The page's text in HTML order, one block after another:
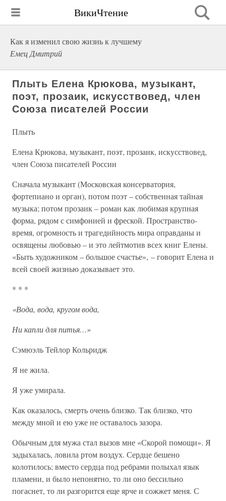
ВикиЧтение
Как я изменил свою жизнь к лучшему
Емец Дмитрий
Плыть Елена Крюкова, музыкант,
поэт, прозаик, искусствовед, член
Союза писателей России
Плыть
Елена Крюкова, музыкант, поэт, прозаик, искусствовед,
член Союза писателей России
Сначала музыкант (Московская консерватория,
фортепиано и орган), потом поэт – собственная тайная
музыка; потом прозаик – роман как любимая крупная
форма, рядом с симфонией и фреской. Пространство-
время, огромность и трагедийность мира оправданы и
освящены любовью – и это лейтмотив всех книг Елены.
«Быть художником – большое счастье», – говорит Елена и
всей своей жизнью доказывает это.
* * *
«Вода, вода, кругом вода,
Ни капли для питья…»
Сэмюэль Тейлор Кольридж
Я не жила.
Я уже умирала.
Как оказалось, смерть очень близко. Так близко, что
между мной и ею уже не оставалось зазора.
Обычным для мужа стал вызов мне «Скорой помощи». Я
задыхалась, ловила ртом воздух. Сердце бешено
колотилось; вместо сердца под ребрами полыхал язык
пламени, и было непонятно, то ли оно бессильно
погаснет, то ли разгорится еще ярче и сожжет меня. С